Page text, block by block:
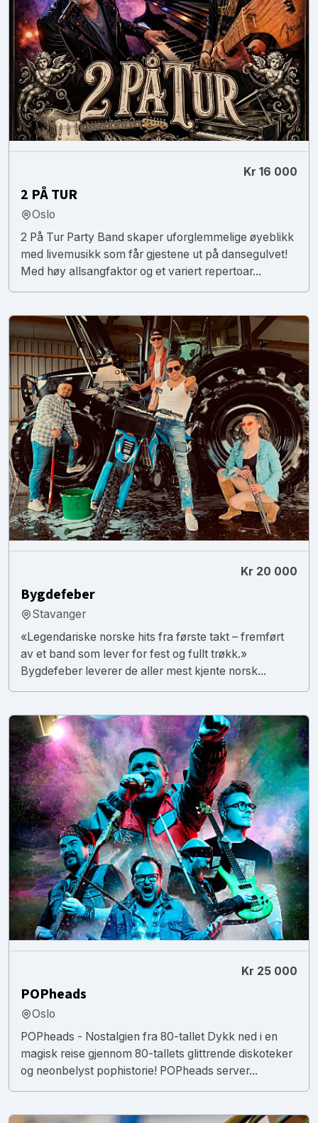
Kr 16 000
2 PÅ TUR
Oslo
2 På Tur Party Band skaper uforglemmelige øyeblikk
med livemusikk som får gjestene ut på dansegulvet!
Med høy allsangfaktor og et variert repertoar...
Kr 20 000
Bygdefeber
Stavanger
«Legendariske norske hits fra første takt – fremført
av et band som lever for fest og fullt trøkk.»
Bygdefeber leverer de aller mest kjente norsk...
Kr 25 000
POPheads
Oslo
POPheads - Nostalgien fra 80-tallet Dykk ned i en
magisk reise gjennom 80-tallets glittrende diskoteker
og neonbelyst pophistorie! POPheads server...